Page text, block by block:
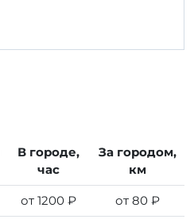
В городе,
час
За городом,
км
от 1200 ₽ от 80 ₽